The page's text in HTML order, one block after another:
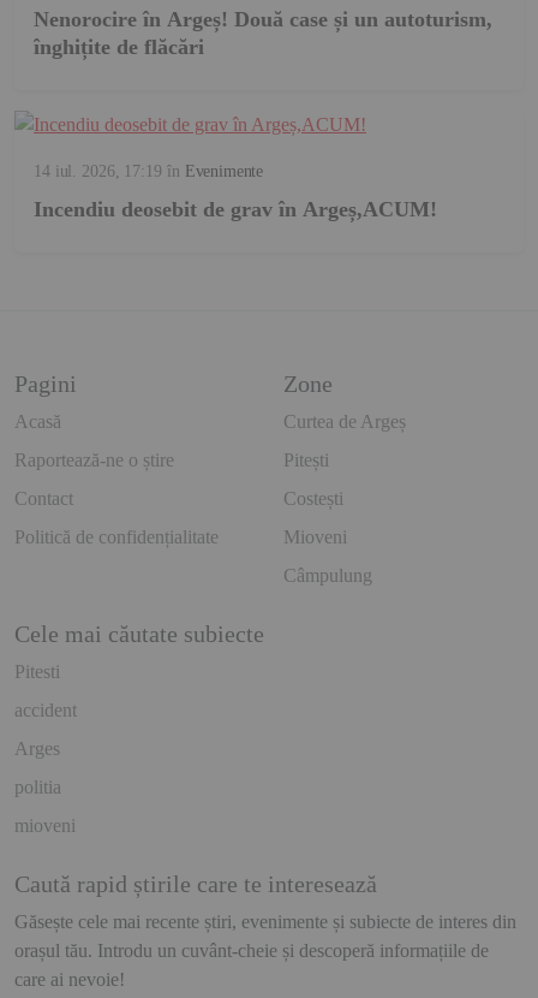
Nenorocire în Argeș! Două case și un autoturism,
înghițite de flăcări
14 iul. 2026, 17:19 în Evenimente
Incendiu deosebit de grav în Argeș,ACUM!
Pagini
Acasă
Raportează-ne o știre
Contact
Politică de confidențialitate
Zone
Curtea de Argeș
Pitești
Costești
Mioveni
Câmpulung
Cele mai căutate subiecte
Pitesti
accident
Arges
politia
mioveni
Caută rapid știrile care te interesează
Găsește cele mai recente știri, evenimente și subiecte de interes din
orașul tău. Introdu un cuvânt-cheie și descoperă informațiile de
care ai nevoie!